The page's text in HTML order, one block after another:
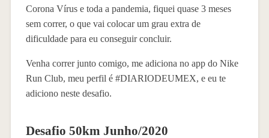
Corona Vírus e toda a pandemia, fiquei quase 3 meses
sem correr, o que vai colocar um grau extra de
dificuldade para eu conseguir concluir.
Venha correr junto comigo, me adiciona no app do Nike
Run Club, meu perfil é #DIARIODEUMEX, e eu te
adiciono neste desafio.
Desafio 50km Junho/2020